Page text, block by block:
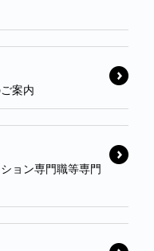
案内
ョン専門職等専門